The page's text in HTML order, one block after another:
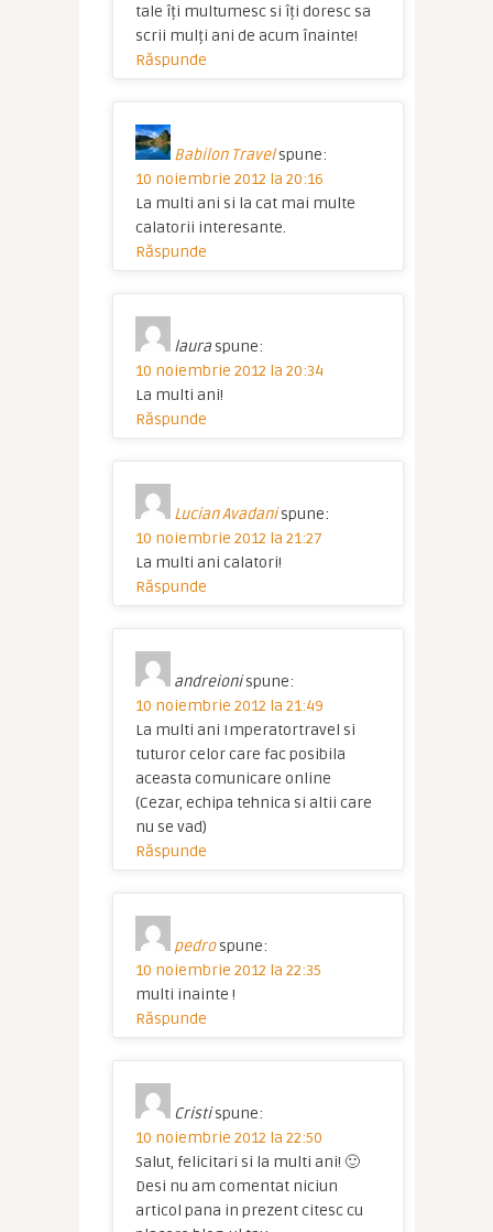
tale îți multumesc si îți doresc sa
scrii mulți ani de acum înainte!
Răspunde
Babilon Travel spune:
10 noiembrie 2012 la 20:16
La multi ani si la cat mai multe
calatorii interesante.
Răspunde
laura spune:
10 noiembrie 2012 la 20:34
La multi ani!
Răspunde
Lucian Avadani spune:
10 noiembrie 2012 la 21:27
La multi ani calatori!
Răspunde
andreioni spune:
10 noiembrie 2012 la 21:49
La multi ani Imperatortravel si
tuturor celor care fac posibila
aceasta comunicare online
(Cezar, echipa tehnica si altii care
nu se vad)
Răspunde
pedro spune:
10 noiembrie 2012 la 22:35
multi inainte !
Răspunde
Cristi spune:
10 noiembrie 2012 la 22:50
Salut, felicitari si la multi ani! 🙂
Desi nu am comentat niciun
articol pana in prezent citesc cu